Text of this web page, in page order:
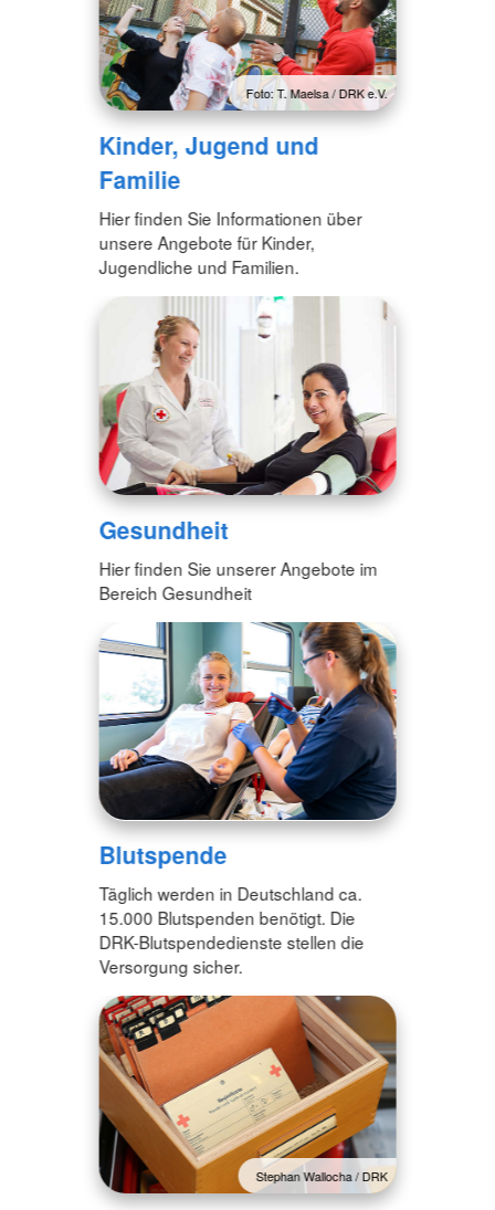
Foto: T. Maelsa / DRK e.V.
Kinder, Jugend und
Familie
Hier finden Sie Informationen über
unsere Angebote für Kinder,
Jugendliche und Familien.
Gesundheit
Hier finden Sie unserer Angebote im
Bereich Gesundheit
Blutspende
Täglich werden in Deutschland ca.
15.000 Blutspenden benötigt. Die
DRK-Blutspendedienste stellen die
Versorgung sicher.
Stephan Wallocha / DRK